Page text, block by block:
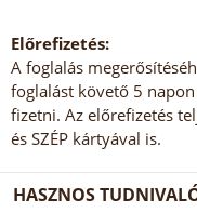
Előrefizetés:
A foglalás
foglalást követő 5
fizetni. Az előrefizetés
és SZÉP kártyával is.
HASZNOS